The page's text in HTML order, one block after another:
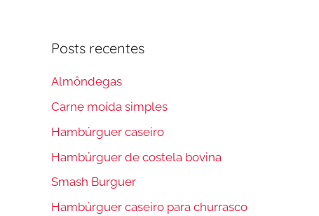
Posts recentes
Almôndegas
Carne moída simples
Hambúrguer caseiro
Hambúrguer de costela bovina
Smash Burguer
Hambúrguer caseiro para churrasco